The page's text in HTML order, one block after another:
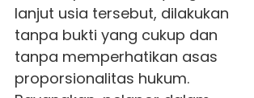
lanjut usia tersebut, dilakukan
tanpa bukti yang cukup dan
tanpa memperhatikan asas
proporsionalitas hukum.